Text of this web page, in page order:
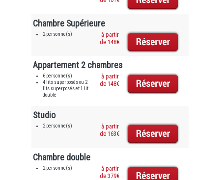
Chambre Supérieure
2 personne(s)
à partir
de 148€
Appartement 2 chambres
6 personne(s)
4 lits superposés ou 2
lits superposés et 1 lit
double
à partir
de 148€
Studio
2 personne(s)
à partir
de 163€
Chambre double
2 personne(s)
à partir
de 379€